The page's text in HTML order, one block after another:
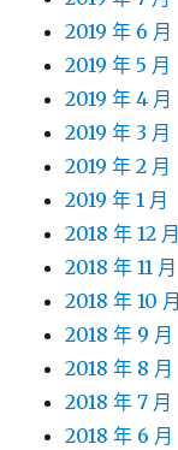
2019 年 6 月
2019 年 5 月
2019 年 4 月
2019 年 3 月
2019 年 2 月
2019 年 1 月
2018 年 12 月
2018 年 11 月
2018 年 10 月
2018 年 9 月
2018 年 8 月
2018 年 7 月
2018 年 6 月